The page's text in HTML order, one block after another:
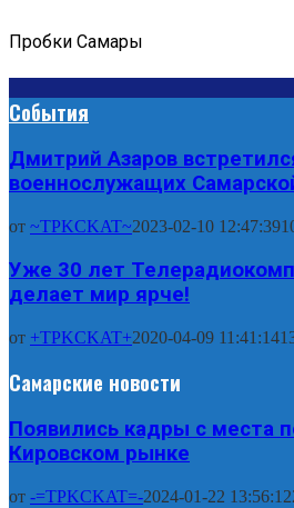
Пробки Самары
События
Дмитрий Азаров
военнослужащих
от ~TPKCKAT~2023-02-10 12:47:39
Уже 30 лет
делает мир ярче!
от +TPKCKAT+2020-04-09 11:41:14
Самарские новости
Появились кадры с места
Кировском рынке
от -=TPKCKAT=-2024-01-22 13:56:12